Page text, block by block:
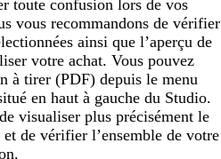
toute confusion lors de vos
vous recommandons de vérifier
ainsi que l’aperçu de
votre achat. Vous pouvez
à tirer (PDF) depuis le menu
en haut à gauche du Studio.
visualiser plus précisément le
de vérifier l’ensemble de votre